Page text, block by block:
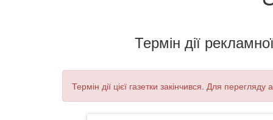
Термін дії
Термін дії цієї газетки закінчився. Для